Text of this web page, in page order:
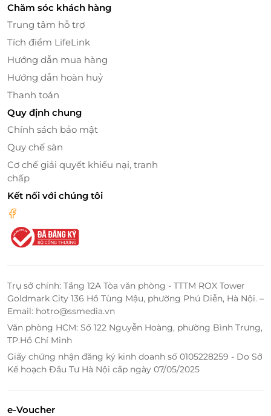
Đặc Quyền Khi Mua Sắm Tại LifeLink
Đặt hàng nhanh chóng: Giao dịch dễ dàng qua
nền tảng online.
Ưu đãi độc quyền: Giảm giá, tích điểm, cùng
nhiều chương trình hấp dẫn.
Chất lượng dịch vụ: Cam kết sản phẩm chính
Hãy sở hữu ngay thẻ quà tặng
& Coffee- Chuk Express
hương vị và văn hóa đặc sắc. Đặt hàng dễ dàng, ưu
người bạn yêu thương!
LifeLink
Chăm sóc khách hàng
Trung tâm hỗ trợ
Tích điểm LifeLink
Hướng dẫn mua hàng
Hướng dẫn hoàn huỷ
Thanh toán
Quy định chung
Chính sách bảo mật
Quy chế sàn
Cơ chế giải quyết khiếu nại, tranh
chấp
Kết nối với chúng tôi
Trụ sở chính: Tầng 12A Tòa văn phòng - TTTM ROX Tower
Goldmark City 136 Hồ Tùng Mậu, phường Phú Diễn, Hà Nội. –
Email: hotro@ssmedia.vn
Văn phòng HCM: Số 122 Nguyễn Hoàng, phường Bình Trưng,
TP.Hồ Chí Minh
Giấy chứng nhận đăng ký kinh doanh số 0105228259 - Do Sở
Kế hoạch Đầu Tư Hà Nội cấp ngày 07/05/2025
e-Voucher